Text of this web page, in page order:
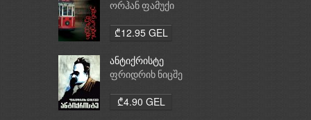
ორჰან ფამუქი
₾12.95 GEL
ანტიქრისტე
ფრიდრიხ ნიცშე
₾4.90 GEL